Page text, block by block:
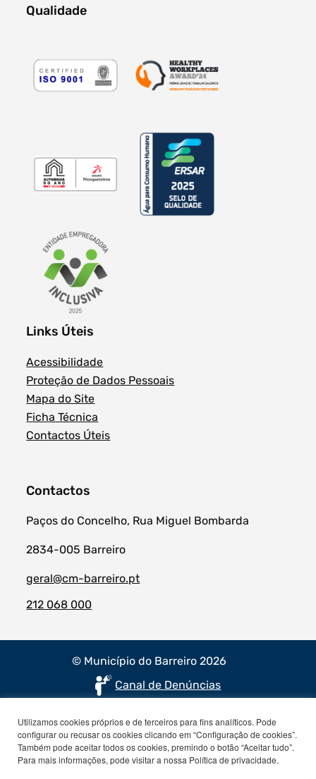
Qualidade
Links Úteis
Acessibilidade
Proteção de Dados Pessoais
Mapa do Site
Ficha Técnica
Contactos Úteis
Contactos
Paços do Concelho, Rua Miguel Bombarda
2834-005 Barreiro
geral@cm-barreiro.pt
212 068 000
© Município do Barreiro 2026
Canal de Denúncias
Utilizamos cookies próprios e de terceiros para fins analíticos. Pode
configurar ou recusar os cookies clicando em “Configuração de cookies”.
Também pode aceitar todos os cookies, premindo o botão “Aceitar tudo”.
Para mais informações, pode visitar a nossa Política de privacidade.